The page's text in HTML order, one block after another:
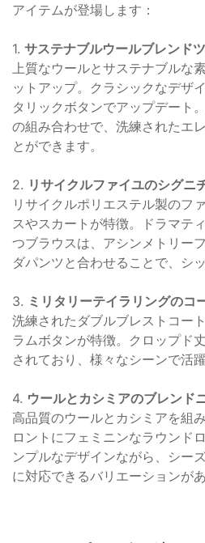
アイテムが登場します：
1. サステナブルウールブレンド
上質なウールとサステナブルな
ットアップ。クラシックなデザ
タリックボタンでアップデート
の組み合わせで、洗練されたエ
とができます。
2. リサイクルファイユのシグニ
リサイクルポリエステル製のフ
スやスカートが特徴。ドラマテ
つブラウスは、アシンメトリー
ダパンツと合わせることで、シ
3. ミリタリーテイラリングのコ
洗練されたダブルブレストコー
ラムボタンが特徴。クロップド
されており、様々なシーンで活
4. ウールとカシミアのブレンド
高品質のウールとカシミアを組
ロントにフェミニンなラウンド
ンプルなデザインながら、シー
に対応できるバリエーションがあ